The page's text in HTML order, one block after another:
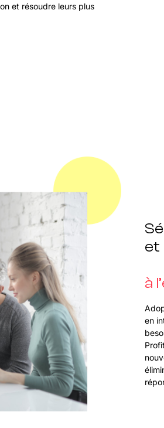
et résoudre leurs plus
et
à
en